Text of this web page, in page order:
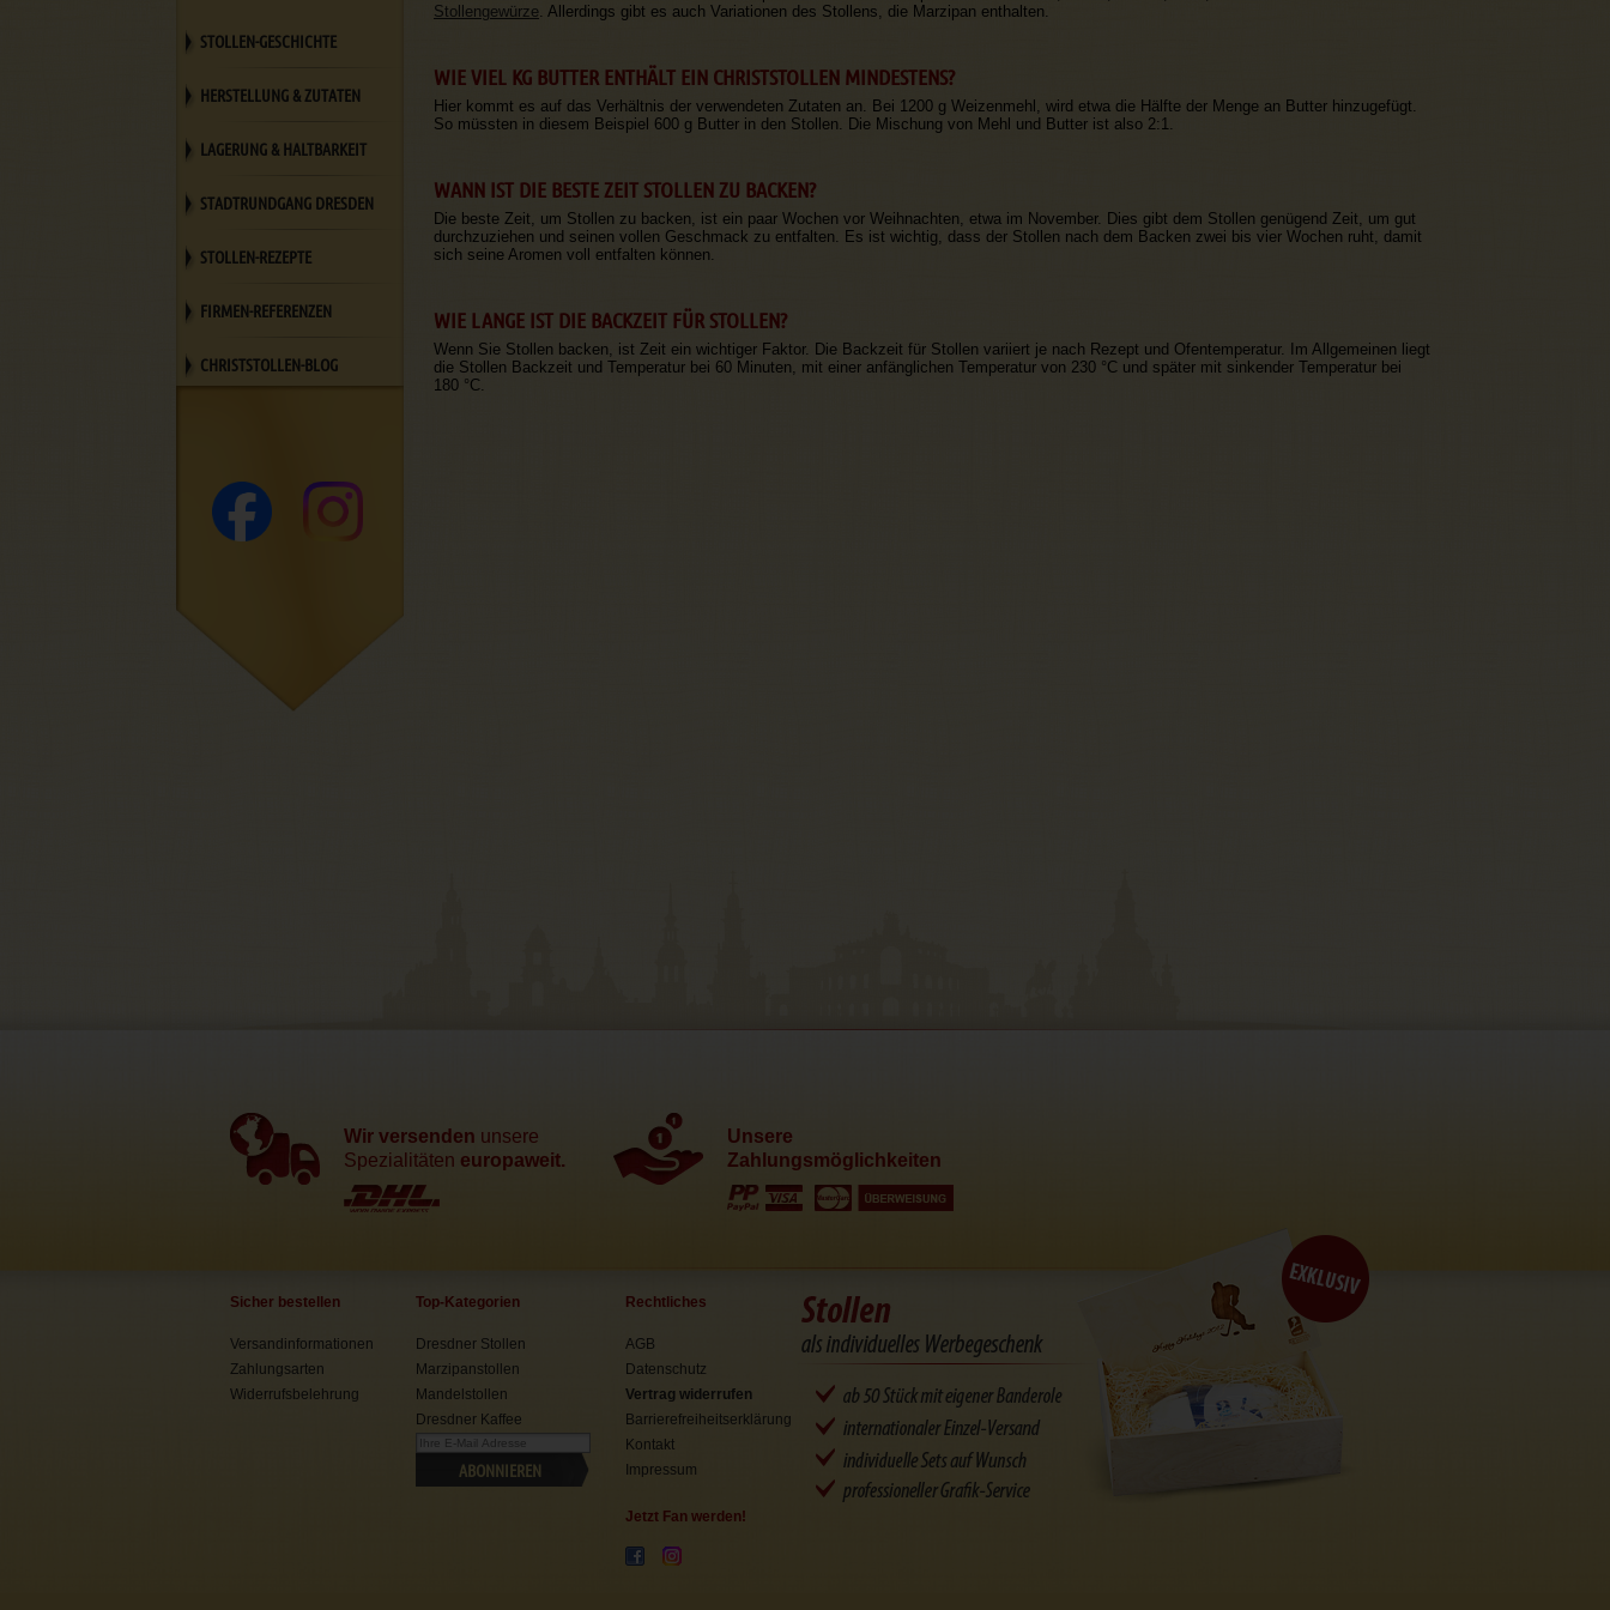
Stollengewürze. Allerdings gibt es auch Variationen des Stollens, die Marzipan enthalten.
WIE VIEL KG BUTTER ENTHÄLT EIN CHRISTSTOLLEN MINDESTENS?
Hier kommt es auf das Verhältnis der verwendeten Zutaten an. Bei 1200 g Weizenmehl, wird etwa die Hälfte der Menge an Butter hinzugefügt.
So müssten in diesem Beispiel 600 g Butter in den Stollen. Die Mischung von Mehl und Butter ist also 2:1.
WANN IST DIE BESTE ZEIT STOLLEN ZU BACKEN?
Die beste Zeit, um Stollen zu backen, ist ein paar Wochen vor Weihnachten, etwa im November. Dies gibt dem Stollen genügend Zeit, um gut
durchzuziehen und seinen vollen Geschmack zu entfalten. Es ist wichtig, dass der Stollen nach dem Backen zwei bis vier Wochen ruht, damit
sich seine Aromen voll entfalten können.
WIE LANGE IST DIE BACKZEIT FÜR STOLLEN?
Wenn Sie Stollen backen, ist Zeit ein wichtiger Faktor. Die Backzeit für Stollen variiert je nach Rezept und Ofentemperatur. Im Allgemeinen liegt
die Stollen Backzeit und Temperatur bei 60 Minuten, mit einer anfänglichen Temperatur von 230 °C und später mit sinkender Temperatur bei
180 °C.
STOLLEN-GESCHICHTE
HERSTELLUNG & ZUTATEN
LAGERUNG & HALTBARKEIT
STADTRUNDGANG DRESDEN
STOLLEN-REZEPTE
FIRMEN-REFERENZEN
CHRISTSTOLLEN-BLOG
Wir versenden unsere
Spezialitäten europaweit.
Unsere
Zahlungsmöglichkeiten
Sicher bestellen
Versandinformationen
Zahlungsarten
Widerrufsbelehrung
Top-Kategorien
Dresdner Stollen
Marzipanstollen
Mandelstollen
Dresdner Kaffee
ABONNIEREN
Rechtliches
AGB
Datenschutz
Vertrag widerrufen
Barrierefreiheitserklärung
Kontakt
Impressum
Jetzt Fan werden!